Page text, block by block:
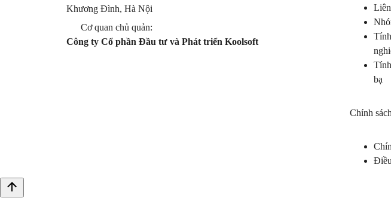
Khương Đình, Hà Nội
Cơ quan chủ quản:
Công ty Cổ phần Đầu tư và Phát triển Koolsoft
bạ
Chính sách